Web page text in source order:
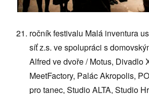
ročník festivalu Malá inventura
síť z.s. ve spolupráci s
Alfred ve dvoře / Motus, Divadlo
MeetFactory, Palác Akropolis,
pro tanec, Studio ALTA, Studio